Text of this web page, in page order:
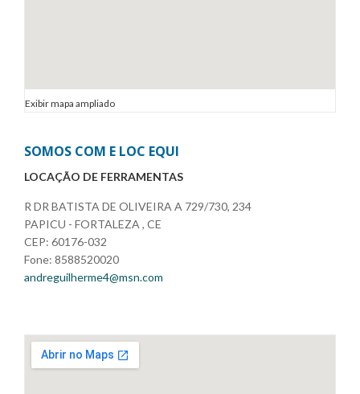
Exibir mapa ampliado
SOMOS COM E LOC EQUI
LOCAÇÃO DE FERRAMENTAS
R DR BATISTA DE OLIVEIRA A 729/730, 234
PAPICU - FORTALEZA , CE
CEP: 60176-032
Fone: 8588520020
andreguilherme4@msn.com